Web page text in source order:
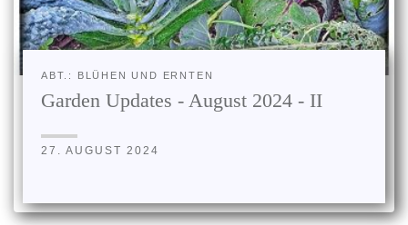
ABT.: BLÜHEN UND ERNTEN
Garden Updates - August 2024 - II
27. AUGUST 2024